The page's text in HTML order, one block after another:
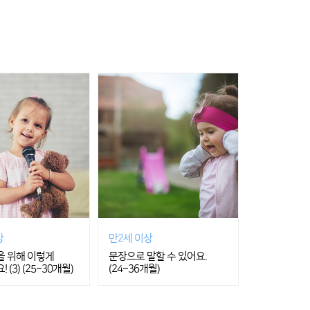
위해 이렇게
! (3) (25~30개월)
만2세 이상
문장으로 말할 수 있어요.
(24~36개월)